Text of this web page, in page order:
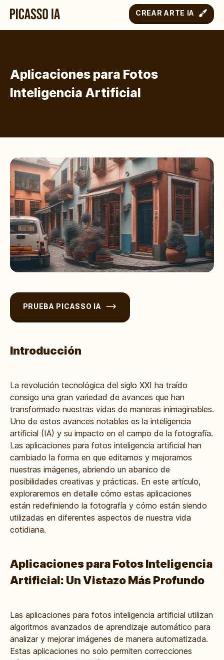
CREAR ARTE IA
Aplicaciones para Fotos
Inteligencia Artificial
PRUEBA PICASSO IA
Introducción
La revolución tecnológica del siglo XXI ha traído
consigo una gran variedad de avances que han
transformado nuestras vidas de maneras inimaginables.
Uno de estos avances notables es la inteligencia
artificial (IA) y su impacto en el campo de la fotografía.
Las aplicaciones para fotos inteligencia artificial han
cambiado la forma en que editamos y mejoramos
nuestras imágenes, abriendo un abanico de
posibilidades creativas y prácticas. En este artículo,
exploraremos en detalle cómo estas aplicaciones
están redefiniendo la fotografía y cómo están siendo
utilizadas en diferentes aspectos de nuestra vida
cotidiana.
Aplicaciones para Fotos Inteligencia
Artificial: Un Vistazo Más Profundo
Las aplicaciones para fotos inteligencia artificial utilizan
algoritmos avanzados de aprendizaje automático para
analizar y mejorar imágenes de manera automatizada.
Estas aplicaciones no solo permiten correcciones